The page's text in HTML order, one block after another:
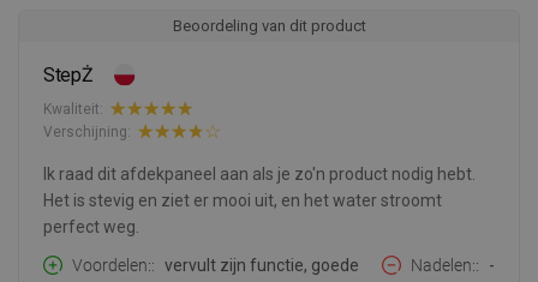
Beoordeling van dit product
StepŻ
Kwaliteit:
Verschijning:
Ik raad dit afdekpaneel aan als je zo'n product nodig hebt.
Het is stevig en ziet er mooi uit, en het water stroomt
perfect weg.
Voordelen:
vervult zijn functie, goede
Nadelen: -